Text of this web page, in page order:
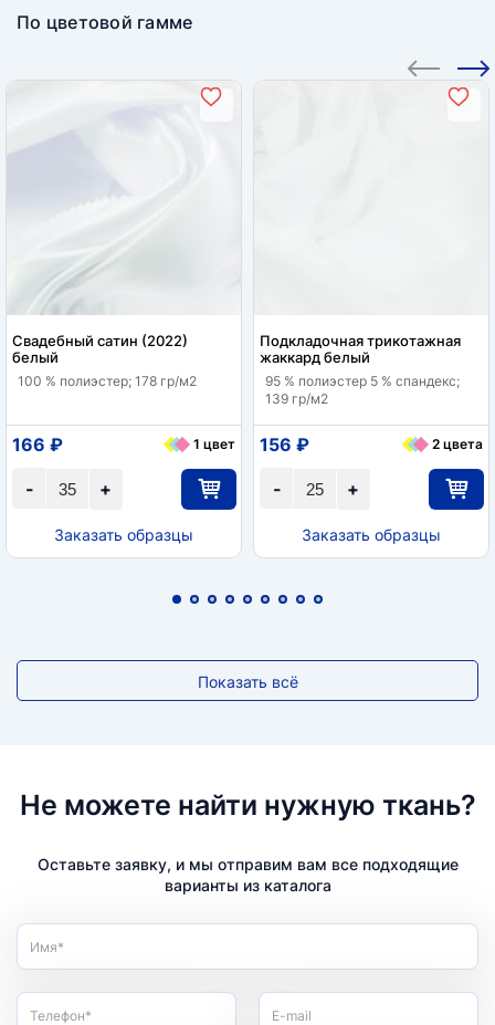
По цветовой гамме
Свадебный сатин (2022)
белый
100 % полиэстер; 178 гр/м2
+
-
166 ₽ 1 цвет
Заказать образцы
Подкладочная трикотажная
жаккард белый
95 % полиэстер 5 % спандекс;
139 гр/м2
+
-
156 ₽ 2 цвета
Заказать образцы
Показать всё
Не можете найти нужную ткань?
Оставьте заявку, и мы отправим вам все подходящие
варианты из каталога
Имя*
Телефон* E-mail